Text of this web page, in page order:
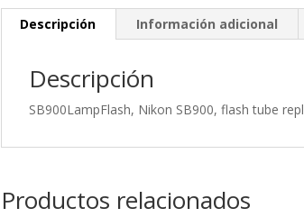
Descripción Información adicional
Descripción
SB900LampFlash, Nikon SB900, flash tube
Productos relacionados